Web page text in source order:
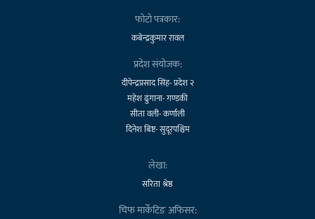
फोटो पत्रकार:
कबेन्द्रकुमार रावल
प्रदेश संयोजक:
दीपेन्द्रप्रसाद सिंह- प्रदेश २
महेश ढुंगाना- गण्डकी
सीता वली- कर्णाली
दिनेश बिष्ट- सुदूरपश्चिम
लेखा:
सरिता श्रेष्ठ
चिफ मार्केटिङ अफिसर: